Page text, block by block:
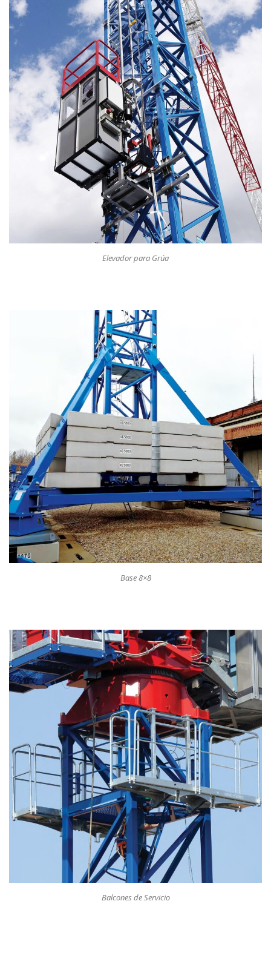
Elevador para Grúa
Base 8×8
Balcones de Servicio